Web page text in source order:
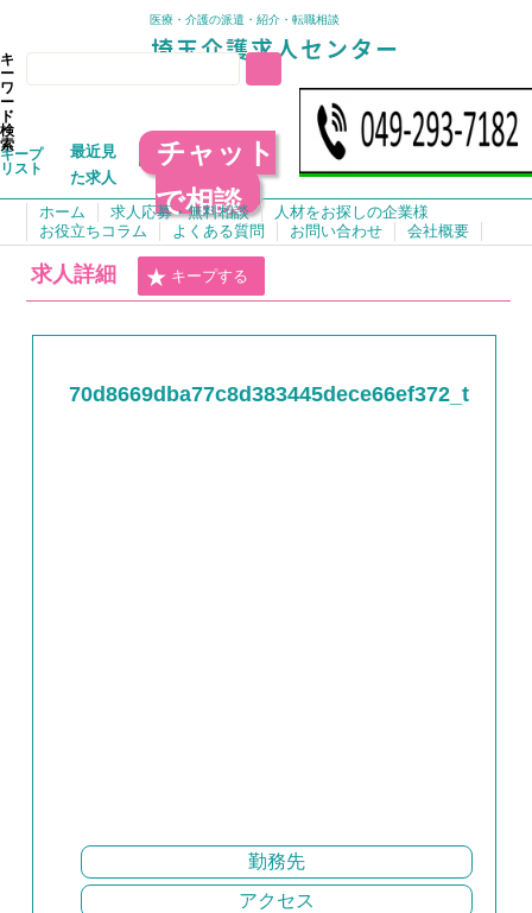
医療・介護の派遣・紹介・転職相談
キ
ー
ワ
ー
ド
検
索
キープ
リスト
最近見
た求人
チャット
で相談
ホーム 求人応募・無料相談
人材をお探しの企業様
お役立ちコラム
よくある質問 お問い合わせ 会社概要
求人詳細 キープする
70d8669dba77c8d383445dece66ef372_t
勤務先
アクセス